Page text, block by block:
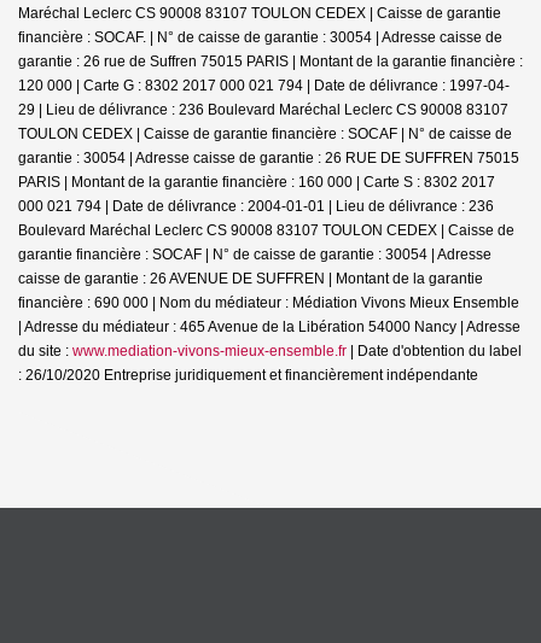
Maréchal Leclerc CS 90008 83107 TOULON CEDEX | Caisse de garantie
financière : SOCAF. | N° de caisse de garantie : 30054 | Adresse caisse de
garantie : 26 rue de Suffren 75015 PARIS | Montant de la garantie financière :
120 000 | Carte G : 8302 2017 000 021 794 | Date de délivrance : 1997-04-
29 | Lieu de délivrance : 236 Boulevard Maréchal Leclerc CS 90008 83107
TOULON CEDEX | Caisse de garantie financière : SOCAF | N° de caisse de
garantie : 30054 | Adresse caisse de garantie : 26 RUE DE SUFFREN 75015
PARIS | Montant de la garantie financière : 160 000 | Carte S : 8302 2017
000 021 794 | Date de délivrance : 2004-01-01 | Lieu de délivrance : 236
Boulevard Maréchal Leclerc CS 90008 83107 TOULON CEDEX | Caisse de
garantie financière : SOCAF | N° de caisse de garantie : 30054 | Adresse
caisse de garantie : 26 AVENUE DE SUFFREN | Montant de la garantie
financière : 690 000 | Nom du médiateur : Médiation Vivons Mieux Ensemble
| Adresse du médiateur : 465 Avenue de la Libération 54000 Nancy | Adresse
du site : www.mediation-vivons-mieux-ensemble.fr | Date d'obtention du label
: 26/10/2020 Entreprise juridiquement et financièrement indépendante